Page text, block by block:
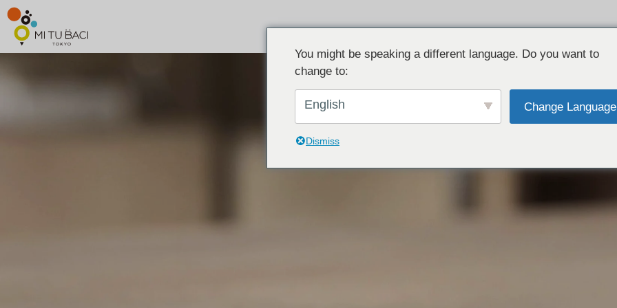
수제 결혼반지, 약혼반지
보석 세팅 반지도 당일 수령 가능
You might be speaking a different language. Do you want to
change to:
English Change Language
Dismiss